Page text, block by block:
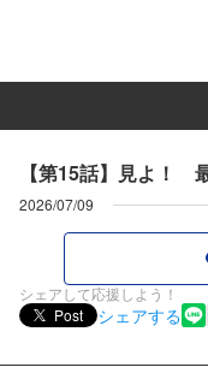
【第15話】見よ！
2026/07/09
シェアして応援しよう！
Post
シェアする